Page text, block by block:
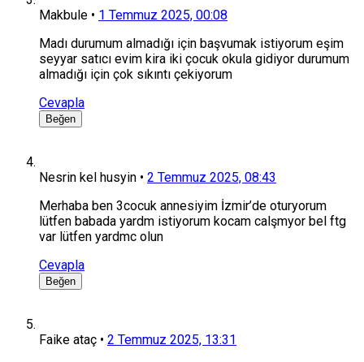
Makbule • 1 Temmuz 2025, 00:08
Madı durumum almadığı için başvumak istiyorum eşim
seyyar satıcı evim kira iki çocuk okula gidiyor durumum
almadığı için çok sıkıntı çekiyorum
Cevapla
Beğen
Nesrin kel husyin • 2 Temmuz 2025, 08:43
Merhaba ben 3cocuk annesiyim İzmir’de oturyorum
lütfen babada yardm istiyorum kocam calşmyor bel ftg
var lütfen yardmc olun
Cevapla
Beğen
Faike ataç • 2 Temmuz 2025, 13:31